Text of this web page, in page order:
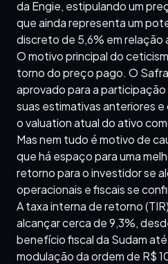
da Engie, estipulando um
que ainda representa um
discreto de 5,6% em
O motivo principal do
torno do preço pago. O
aprovado para a participação
suas estimativas anteriores e
o valuation atual do ativo
Mas nem tudo é motivo de
que há espaço para uma
retorno para o investidor se
operacionais e fiscais se
A taxa interna de retorno
alcançar cerca de 9,3%,
benefício fiscal da Sudam
modulação da ordem de R$